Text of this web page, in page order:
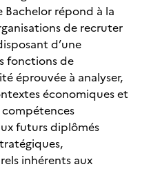
répond à la
de recruter
d’une
fonctions de
éprouvée à analyser,
économiques et
futurs diplômés
inhérents aux